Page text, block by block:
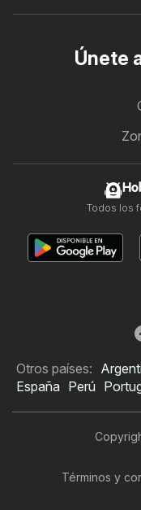
Únete
Todos los
Otros países:
España Perú
Términos y